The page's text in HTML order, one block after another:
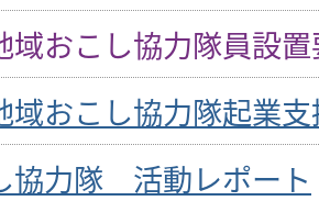
域おこし協力隊員設
域おこし協力隊起業
協力隊 活動レポート